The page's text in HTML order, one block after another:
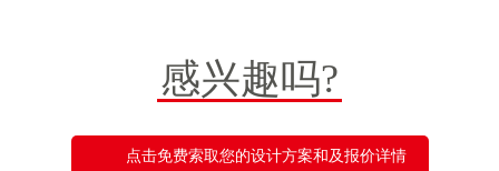
感兴趣吗?
点击免费索取您的设计方案和及报价详情